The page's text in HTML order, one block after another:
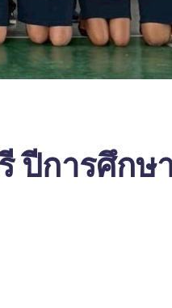
ปีการศึก